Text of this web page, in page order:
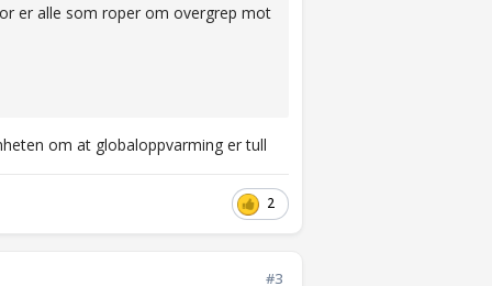
er alle som roper om overgrep mot
om at globaloppvarming er tull
2
#3